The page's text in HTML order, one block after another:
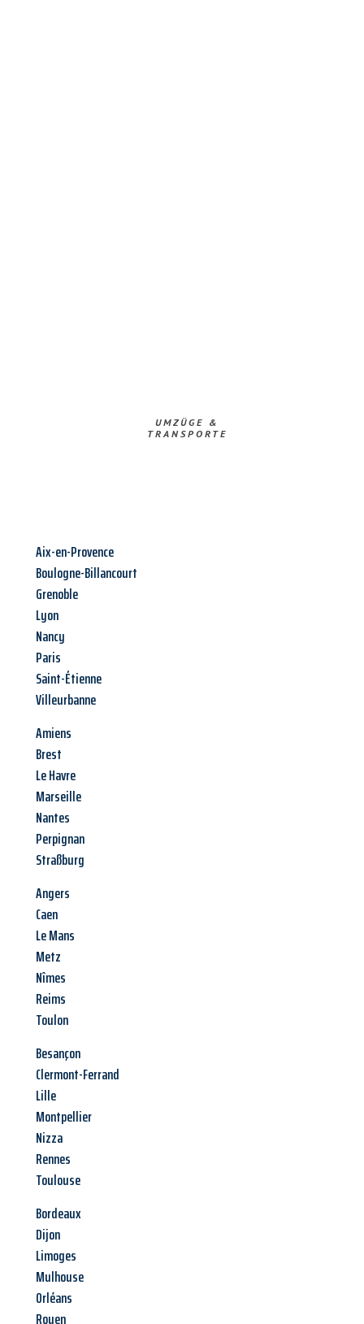
UMZÜGE &
TRANSPORTE
Aix-en-Provence
Boulogne-Billancourt
Grenoble
Lyon
Nancy
Paris
Saint-Étienne
Villeurbanne
Amiens
Brest
Le Havre
Marseille
Nantes
Perpignan
Straßburg
Angers
Caen
Le Mans
Metz
Nîmes
Reims
Toulon
Besançon
Clermont-Ferrand
Lille
Montpellier
Nizza
Rennes
Toulouse
Bordeaux
Dijon
Limoges
Mulhouse
Orléans
Rouen